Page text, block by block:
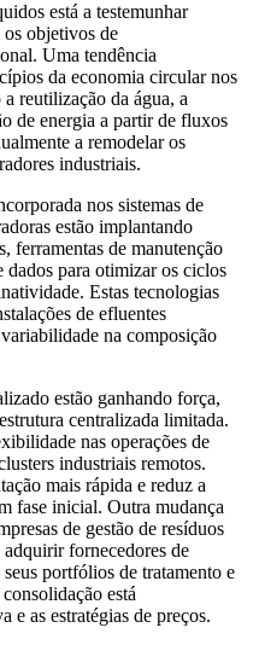
está a testemunhar
os objetivos de
Uma tendência
da economia circular nos
reutilização da água, a
de energia a partir de fluxos
a remodelar os
industriais.
nos sistemas de
estão implantando
ferramentas de manutenção
dados para otimizar os ciclos
Estas tecnologias
de efluentes
na composição
estão ganhando força,
centralizada limitada.
nas operações de
industriais remotos.
mais rápida e reduz a
fase inicial. Outra mudança
de gestão de resíduos
fornecedores de
portfólios de tratamento e
está
e as estratégias de preços.